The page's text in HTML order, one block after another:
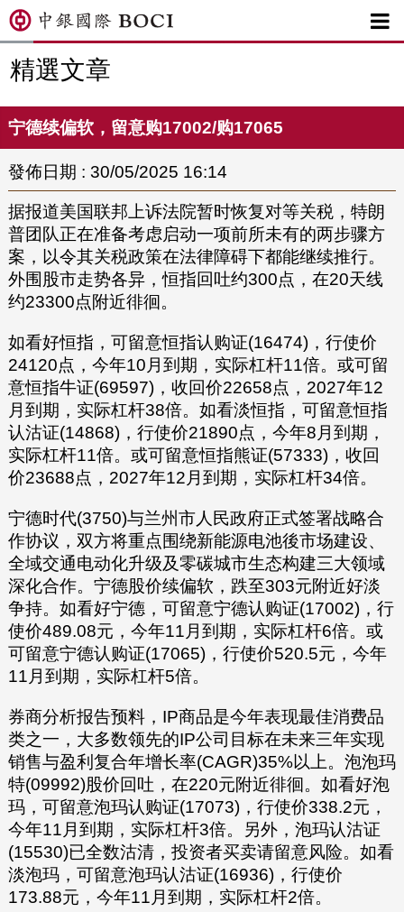

精選文章
宁德续偏软，留意购17002/购17065
發佈日期 : 30/05/2025 16:14
据报道美国联邦上诉法院暂时恢复对等关税，特朗
普团队正在准备考虑启动一项前所未有的两步骤方
案，以令其关税政策在法律障碍下都能继续推行。
外围股市走势各异，恒指回吐约300点，在20天线
约23300点附近徘徊。
如看好恒指，可留意恒指认购证(16474)，行使价
24120点，今年10月到期，实际杠杆11倍。或可留
意恒指牛证(69597)，收回价22658点，2027年12
月到期，实际杠杆38倍。如看淡恒指，可留意恒指
认沽证(14868)，行使价21890点，今年8月到期，
实际杠杆11倍。或可留意恒指熊证(57333)，收回
价23688点，2027年12月到期，实际杠杆34倍。
宁德时代(3750)与兰州市人民政府正式签署战略合
作协议，双方将重点围绕新能源电池後市场建设、
全域交通电动化升级及零碳城市生态构建三大领域
深化合作。宁德股价续偏软，跌至303元附近好淡
争持。如看好宁德，可留意宁德认购证(17002)，行
使价489.08元，今年11月到期，实际杠杆6倍。或
可留意宁德认购证(17065)，行使价520.5元，今年
11月到期，实际杠杆5倍。
券商分析报告预料，IP商品是今年表现最佳消费品
类之一，大多数领先的IP公司目标在未来三年实现
销售与盈利复合年增长率(CAGR)35%以上。泡泡玛
特(09992)股价回吐，在220元附近徘徊。如看好泡
玛，可留意泡玛认购证(17073)，行使价338.2元，
今年11月到期，实际杠杆3倍。另外，泡玛认沽证
(15530)已全数沽清，投资者买卖请留意风险。如看
淡泡玛，可留意泡玛认沽证(16936)，行使价
173.88元，今年11月到期，实际杠杆2倍。